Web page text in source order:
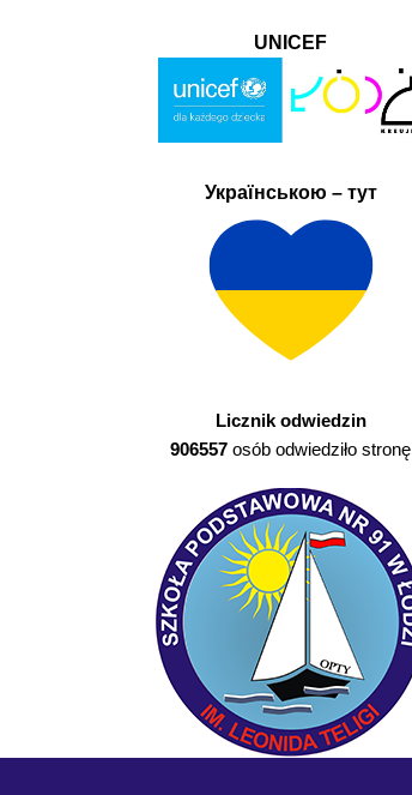
UNICEF
Українською – тут
Licznik odwiedzin
906557 osób odwiedziło stronę